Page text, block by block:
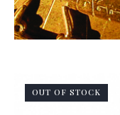
OUT OF STOCK